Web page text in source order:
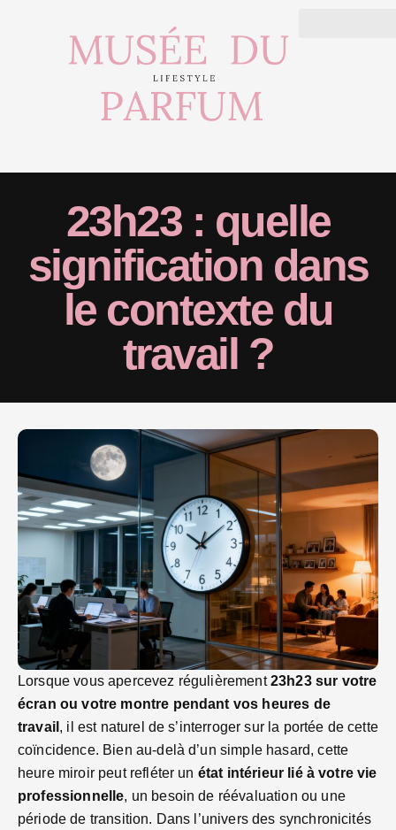
23h23 : quelle
signification dans
le contexte du
travail ?
Lorsque vous apercevez régulièrement23h23 sur votre
écran ou votre montre pendant vos heures de
travail , il est naturel de s’interroger sur la portée de cette
coïncidence. Bien au-delà d’un simple hasard, cette
heure miroir peut refléter un état intérieur lié à votre vie
professionnelle, un besoin de réévaluation ou une
période de transition. Dans l’univers des synchronicités